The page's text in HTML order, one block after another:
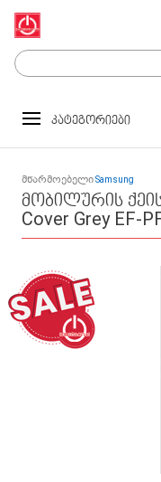
კატეგორიები
მწარმოებელიSamsung
მობილურის
Cover Grey EF-